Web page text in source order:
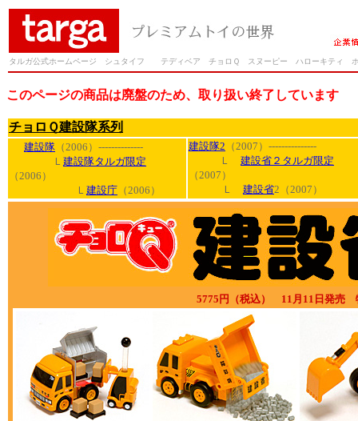
タルガ公式ホームページ シュタイフ テディベア チョロＱ スヌーピー ハローキティ
このページの商品は廃盤のため、取り扱い終了しています
チョロＱ建設隊系列
建設隊 （2006）--------------
Ｌ 建設隊タルガ限定
（2006）
Ｌ 建設庁 （2006）
建設隊2 （2007）---------------
Ｌ 建設省２タルガ限定
（2007）
Ｌ 建設省2（2007）
5775円（税込） 11月11日発売